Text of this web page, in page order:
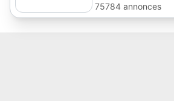
75784 annonces